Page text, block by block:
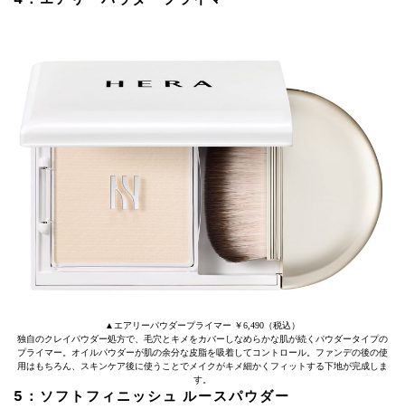
▲エアリーパウダープライマー ￥6,490（税込）
独自のクレイパウダー処方で、毛穴とキメをカバーしなめらかな肌が続くパウダータイプの
プライマー。オイルパウダーが肌の余分な皮脂を吸着してコントロール。ファンデの後の使
用はもちろん、スキンケア後に使うことでメイクがキメ細かくフィットする下地が完成しま
す。
5：ソフトフィニッシュ ルースパウダー